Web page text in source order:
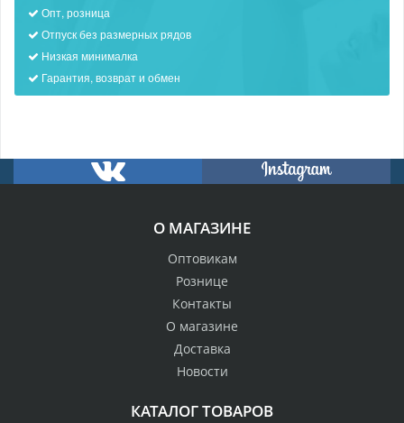
Опт, розница
Отпуск без размерных рядов
Низкая минималка
Гарантия, возврат и обмен
О МАГАЗИНЕ
Оптовикам
Рознице
Контакты
О магазине
Доставка
Новости
КАТАЛОГ ТОВАРОВ